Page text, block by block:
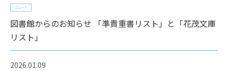
ニュース
図書館からのお知らせ 「準貴重書リスト」と「花茂文庫
リスト」
2026.01.09